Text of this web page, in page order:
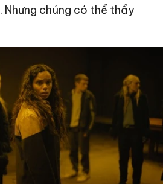
Nhưng chúng có thể thẩy